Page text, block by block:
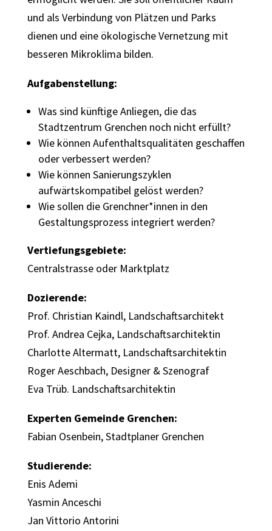
und als Verbindung von Plätzen und Parks
dienen und eine ökologische Vernetzung mit
besseren Mikroklima bilden.
Aufgabenstellung:
Was sind künftige Anliegen, die das
Stadtzentrum Grenchen noch nicht erfüllt?
Wie können Aufenthaltsqualitäten geschaffen
oder verbessert werden?
Wie können Sanierungszyklen
aufwärtskompatibel gelöst werden?
Wie sollen die Grenchner*innen in den
Gestaltungsprozess integriert werden?
Vertiefungsgebiete:
Centralstrasse oder Marktplatz
Dozierende:
Prof. Christian Kaindl, Landschaftsarchitekt
Prof. Andrea Cejka, Landschaftsarchitektin
Charlotte Altermatt, Landschaftsarchitektin
Roger Aeschbach, Designer & Szenograf
Eva Trüb. Landschaftsarchitektin
Experten Gemeinde Grenchen:
Fabian Osenbein, Stadtplaner Grenchen
Studierende:
Enis Ademi
Yasmin Anceschi
Jan Vittorio Antorini